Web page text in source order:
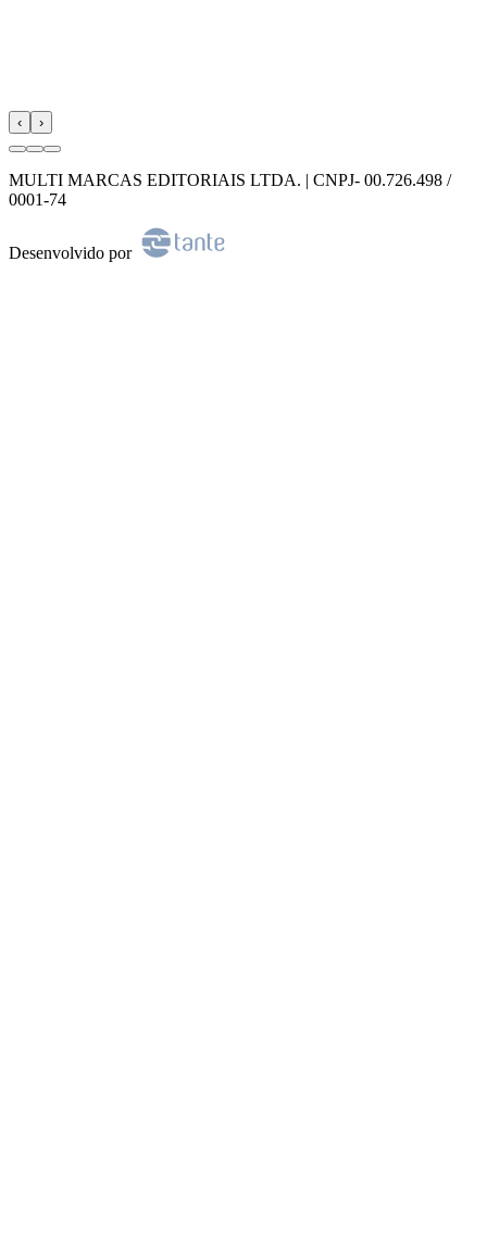
‹ ›
MULTI MARCAS EDITORIAIS LTDA. | CNPJ- 00.726.498 /
0001-74
Desenvolvido por